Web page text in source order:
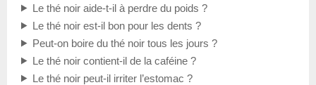
Le thé noir aide-t-il à perdre du poids ?
Le thé noir est-il bon pour les dents ?
Peut-on boire du thé noir tous les jours ?
Le thé noir contient-il de la caféine ?
Le thé noir peut-il irriter l’estomac ?